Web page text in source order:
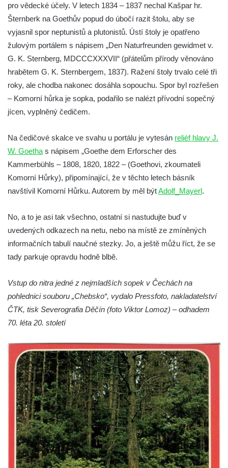
pro vědecké účely. V letech 1834 – 1837 nechal Kašpar hr.
Šternberk na Goethův popud do úbočí razit štolu, aby se
vyjasnil spor neptunistů a plutonistů. Ústí štoly je opatřeno
žulovým portálem s nápisem „Den Naturfreunden gewidmet v.
G. K. Sternberg, MDCCCXXXVII“ (přátelům přírody věnováno
hrabětem G. K. Sternbergem, 1837). Ražení štoly trvalo celé tři
roky, ale chodba nakonec dosáhla sopouchu. Spor byl rozřešen
– Komorní hůrka je sopka, podařilo se nalézt přívodní sopečný
jícen, vyplněný čedičem.
Na čedičové skalce ve svahu u portálu je vytesán reliéf hlavy J.
W. Goetha s nápisem „Goethe dem Erforscher des
Kammerbühls – 1808, 1820, 1822 – (Goethovi, zkoumateli
Komorní Hůrky), připomínající, že v těchto letech básník
navštívil Komorní Hůrku. Autorem by měl býtAdolf_Mayerl.
No, a to je asi tak všechno, ostatní si nastudujte buď v
uvedených odkazech na netu, nebo na místě ze zmíněných
informačních tabulí naučné stezky. Jo, a ještě můžu říct, že se
tady parkuje opravdu hodně blbě.
Vstup do nitra jedné z nejmladších sopek v Čechách na
pohlednici souboru „Chebsko“, vydalo Pressfoto, nakladatelství
ČTK, tisk Severografia Děčín (foto Viktor Lomoz) – odhadem
70. léta 20. století